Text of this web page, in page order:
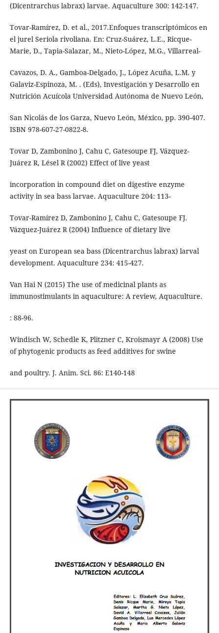
(Dicentrarchus labrax) larvae. Aquaculture 300: 142-147.
Tovar-Ramírez, D. et al., 2017.Enfoques transcriptómicos en
el jurel Seriola rivoliana. En: Cruz-Suárez, L.E., Ricque-
Marie, D., Tapia-Salazar, M., Nieto-López, M.G., Villarreal-
Cavazos, D. A., Gamboa-Delgado, J., López Acuña, L.M. y
Galaviz-Espinoza, M. . (Eds), Investigación y Desarrollo en
Nutrición Acuícola Universidad Autónoma de Nuevo León,
San Nicolás de los Garza, Nuevo León, México, pp. 390-407.
ISBN 978-607-27-0822-8.
Tovar D, Zambonino J, Cahu C, Gatesoupe FJ, Vázquez-
Juárez R, Lésel R (2002) Effect of live yeast
incorporation in compound diet on digestive enzyme
activity in sea bass larvae. Aquaculture 204: 113-
Tovar-Ramírez D, Zambonino J, Cahu C, Gatesoupe FJ.
Vázquez-Juárez R (2004) Influence of dietary live
yeast on European sea bass (Dicentrarchus labrax) larval
development. Aquaculture 234: 415-427.
Van Hai N (2015) The use of medicinal plants as
immunostimulants in aquaculture: A review, Aquaculture.
: 88-96.
Windisch W, Schedle K, Plitzner C, Kroismayr A (2008) Use
of phytogenic products as feed additives for swine
and poultry. J. Anim. Sci. 86: E140-148